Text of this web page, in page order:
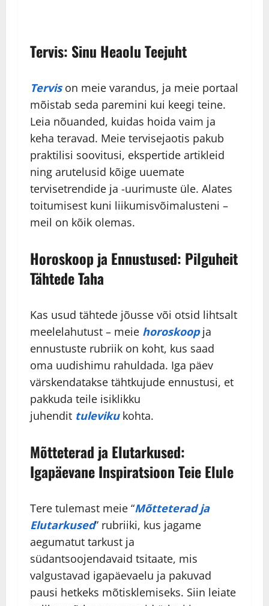
Tervis: Sinu Heaolu Teejuht
Tervison meie varandus, ja meie portaal
mõistab seda paremini kui keegi teine.
Leia nõuanded, kuidas hoida vaim ja
keha teravad. Meie tervisejaotis pakub
praktilisi soovitusi, ekspertide artikleid
ning arutelusid kõige uuemate
tervisetrendide ja -uurimuste üle. Alates
toitumisest kuni liikumisvõimalusteni –
meil on kõik olemas.
Horoskoop ja Ennustused: Pilguheit
Tähtede Taha
Kas usud tähtede jõusse või otsid lihtsalt
meelelahutust – meie horoskoopja
ennustuste rubriik on koht, kus saad
oma uudishimu rahuldada. Iga päev
värskendatakse tähtkujude ennustusi, et
pakkuda teile isiklikku
juhendit tulevikukohta.
Mõtteterad ja Elutarkused:
Igapäevane Inspiratsioon Teie Elule
Tere tulemast meie “Mõtteterad ja
Elutarkused” rubriiki, kus jagame
aegumatut tarkust ja
südantsoojendavaid tsitaate, mis
valgustavad igapäevaelu ja pakuvad
pausi hetkeks mõtisklemiseks. Siin leiate